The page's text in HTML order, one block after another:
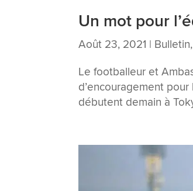
Un mot pour
Août 23, 2021 | Bulletin,
Le footballeur et
d’encouragement
débutent demain à